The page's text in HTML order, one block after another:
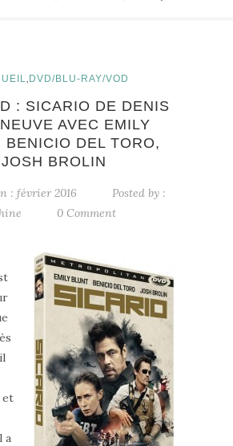
, DVD/BLU-RAY/VOD
: SICARIO DE DENIS
AVEC EMILY
BENICIO DEL TORO,
JOSH BROLIN
: février 2016
Posted by :
0 Comment
et
a